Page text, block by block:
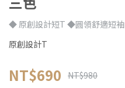
◆ 原創設計短T ◆圓領舒適短袖
原創設計T
NT$690 NT$980